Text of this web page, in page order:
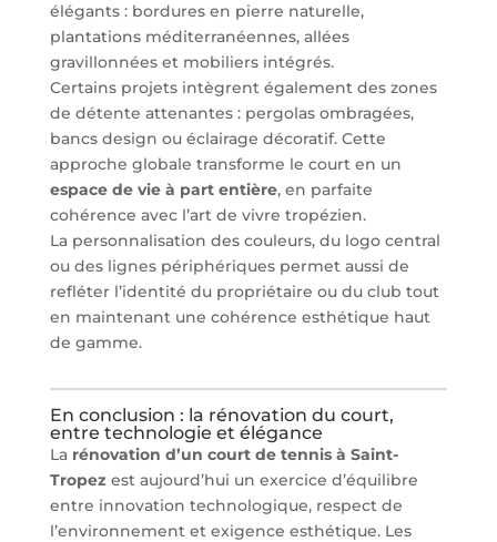
élégants : bordures en pierre naturelle,
plantations méditerranéennes, allées
gravillonnées et mobiliers intégrés.
Certains projets intègrent également des zones
de détente attenantes : pergolas ombragées,
bancs design ou éclairage décoratif. Cette
approche globale transforme le court en un
espace de vie à part entière, en parfaite
cohérence avec l’art de vivre tropézien.
La personnalisation des couleurs, du logo central
ou des lignes périphériques permet aussi de
refléter l’identité du propriétaire ou du club tout
en maintenant une cohérence esthétique haut
de gamme.
En conclusion : la rénovation du court,
entre technologie et élégance
La rénovation d’un court de tennis à Saint-
Tropezest aujourd’hui un exercice d’équilibre
entre innovation technologique, respect de
l’environnement et exigence esthétique. Les